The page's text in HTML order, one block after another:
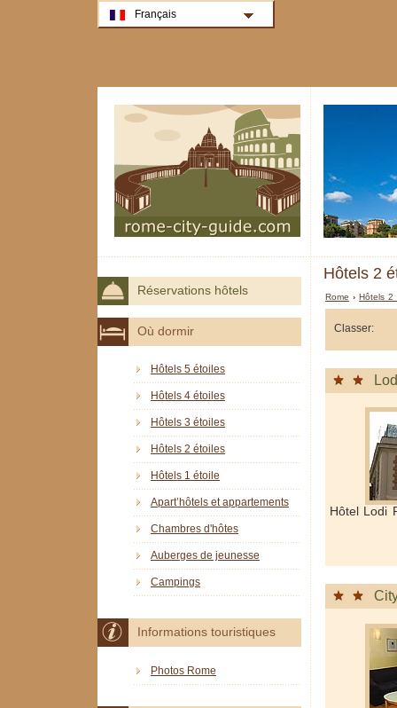
Hôtels 2
Rome ›Hôtels 2
Classer:
Hôtel Lodi
Réservations hôtels
Où dormir
Hôtels 5 étoiles
Hôtels 4 étoiles
Hôtels 3 étoiles
Hôtels 2 étoiles
Hôtels 1 étoile
Apart’hôtels et appartements
Chambres d'hôtes
Auberges de jeunesse
Campings
Informations touristiques
Photos Rome
Français